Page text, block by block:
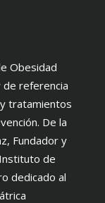
Obesidad
referencia
tratamientos
De la
Fundador y
de
dedicado al